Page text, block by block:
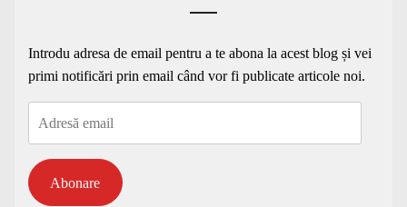
Introdu adresa de email pentru a te abona la acest blog și vei
primi notificări prin email când vor fi publicate articole noi.
Abonare